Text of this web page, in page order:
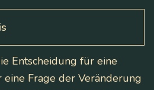
Entscheidung für eine
eine Frage der Veränderung